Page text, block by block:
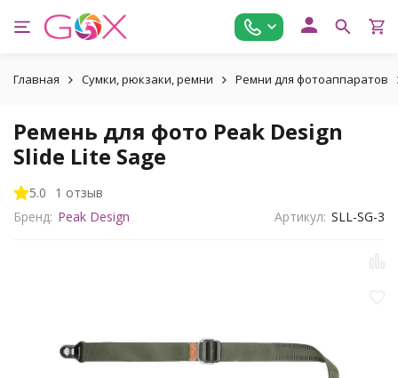
Главная Сумки, рюкзаки, ремни Ремни для фотоаппаратов
Ремень для фото Peak Design
Slide Lite Sage
5.0
1 отзыв
Бренд: Peak Design Артикул: SLL-SG-3